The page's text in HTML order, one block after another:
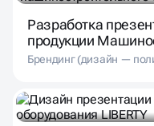
Разработка
продукции
«Мираторг»
Брендинг (дизайн —